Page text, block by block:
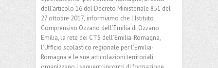
cyberbullismo” per l’Emilia-Romagna, ai sensi
dell’articolo 16 del Decreto Ministeriale 851 del
27 ottobre 2017,
informiamo che
l’Istituto
Comprensivo Ozzano dell’Emilia di Ozzano
Emilia, la rete dei CTS dell’Emilia-Romagna,
l’Ufficio scolastico regionale per l’Emilia-
Romagna e le sue articolazioni territoriali,